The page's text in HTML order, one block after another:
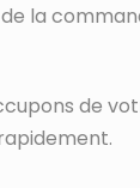
la
de